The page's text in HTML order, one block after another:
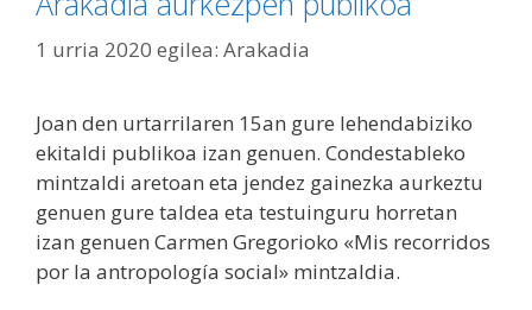
1 urria 2020 egilea: Arakadia
Joan den urtarrilaren 15an gure lehendabiziko
ekitaldi publikoa izan genuen. Condestableko
mintzaldi aretoan eta jendez gainezka aurkeztu
genuen gure taldea eta testuinguru horretan
izan genuen Carmen Gregorioko «Mis recorridos
por la antropología social» mintzaldia.